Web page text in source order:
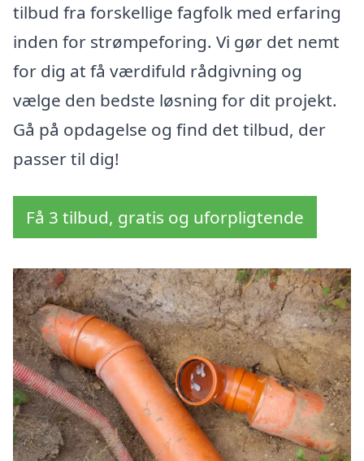
tilbud fra forskellige fagfolk med erfaring
inden for strømpeforing. Vi gør det nemt
for dig at få værdifuld rådgivning og
vælge den bedste løsning for dit projekt.
Gå på opdagelse og find det tilbud, der
passer til dig!
Få 3 tilbud, gratis og uforpligtende